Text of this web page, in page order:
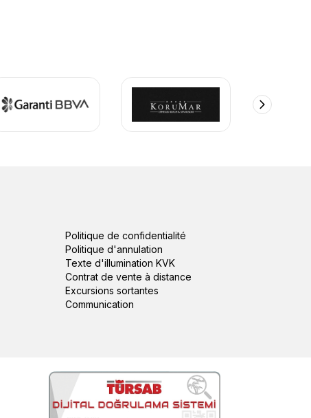
Politique de confidentialité
Politique d'annulation
Texte d'illumination KVK
Contrat de vente à distance
Excursions sortantes
Communication